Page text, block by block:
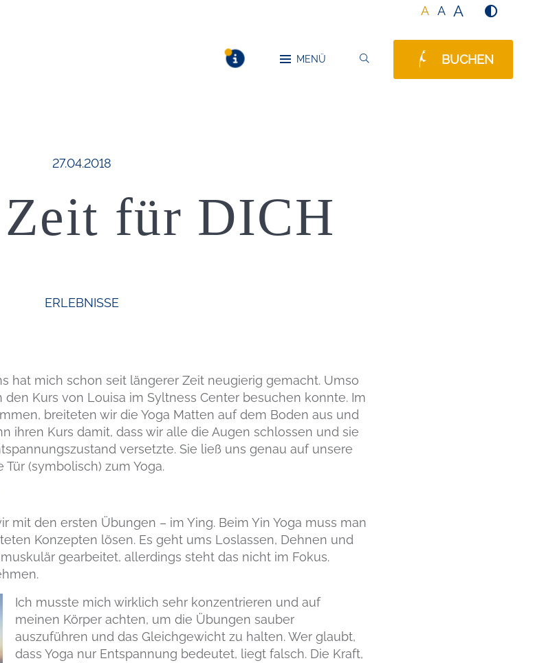
A A A
MENÜ BUCHEN
Veröffentlicht am:
27.04.2018
für DICH
ERLEBNISSE
hat mich schon seit längerer Zeit neugierig gemacht. Umso
Kurs von Louisa im Syltness Center besuchen konnte. Im
breiteten wir die Yoga Matten auf dem Boden aus und
ihren Kurs damit, dass wir alle die Augen schlossen und sie
versetzte. Sie ließ uns genau auf unsere
(symbolisch) zum Yoga.
mit den ersten Übungen – im Ying. Beim Yin Yoga muss man
Konzepten lösen. Es geht ums Loslassen, Dehnen und
gearbeitet, allerdings steht das nicht im Fokus.
Ich musste mich wirklich sehr konzentrieren und auf
meinen Körper achten, um die Übungen sauber
auszuführen und das Gleichgewicht zu halten. Wer glaubt,
dass Yoga nur Entspannung bedeutet, liegt falsch. Die Kraft,